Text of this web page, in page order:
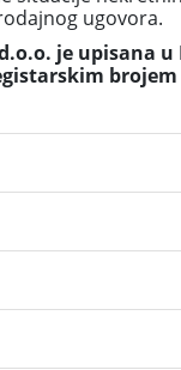
ugovora.
je upisana
brojem